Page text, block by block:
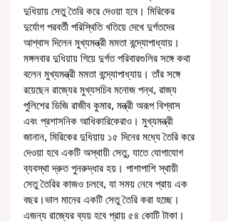
দুধিয়ায় সেতু তৈরি করে দেওয়া হবে। মিরিকের
দুর্যোগ পরবর্তী পরিস্থিতি খতিয়ে দেখে দুর্গতদের
আশ্বাস দিলেন মুখ্যমন্ত্রী মমতা বন্দ্যোপাধ্যায়।
মঙ্গলবার দুধিয়ায় গিয়ে দুর্গত পরিবারগুলির সঙ্গে কথা
বলেন মুখ্যমন্ত্রী মমতা বন্দ্যোপাধ্যায়। তাঁর সঙ্গে
রয়েছেন রাজ্যের মুখ্যসচিব মনোজ পন্থ, রাজ্য
পুলিশের ডিজি রাজীব কুমার, মন্ত্রী অরূপ বিশ্বাস
এবং প্রশাসনিক আধিকারিকেরাও। মুখ্যমন্ত্রী
জানান, মিরিকের দুধিয়ায় ১৫ দিনের মধ্যে তৈরি করে
দেওয়া হবে একটি অস্থায়ী সেতু, যাতে যোগাযোগ
ব্যবস্থা দ্রুত পুনরুদ্ধার হয়। পাশাপাশি স্থায়ী
সেতু তৈরির কাজও চলবে, যা সময় নেবে প্রায় এক
বছর।ভাল মানের একটি সেতু তৈরি করা হচ্ছে।
এজন্য রাজ্যের ব্যয় হবে প্রায় ৫৪ কোটি টাকা।